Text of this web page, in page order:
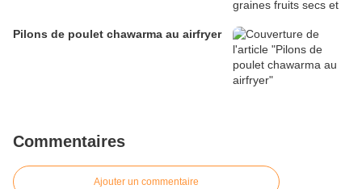
Pilons de poulet chawarma au airfryer
Commentaires
Ajouter un commentaire